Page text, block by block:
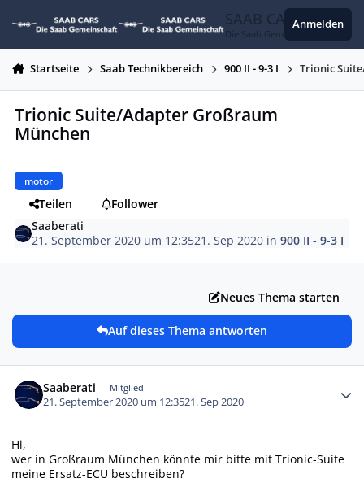
SAAB CARS
Die Saab Gemeinschaft
Anmelden
Startseite Saab Technikbereich 900 II - 9-3 I Trionic
Trionic Suite/Adapter Großraum
München
motor
Teilen
Follower
Saaberati
21. September 2020 um 12:3521. Sep 2020 in900 II - 9-3 I
Neues Thema starten
Auf dieses Thema antworten
Saaberati Mitglied
21. September 2020 um 12:3521. Sep 2020
Hi,
wer in Großraum München könnte mir bitte mit Trionic-Suite
meine Ersatz-ECU beschreiben?